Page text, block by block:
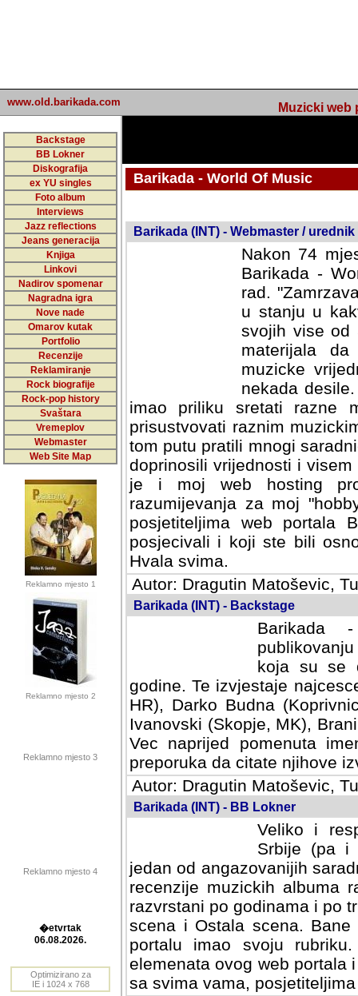
www.old.barikada.com Muzicki web
Backstage
BB Lokner
Diskografija
ex YU singles
Foto album
Interviews
Jazz reflections
Jeans generacija
Knjiga
Linkovi
Nadirov spomenar
Nagradna igra
Nove nade
Omarov kutak
Portfolio
Recenzije
Reklamiranje
Rock biografije
Rock-pop history
Svaštara
Vremeplov
Webmaster
Web Site Map
Reklamno mjesto 1
Reklamno mjesto 2
Reklamno mjesto 3
Reklamno mjesto 4
Barikada - World Of Music
Barikada (INT) - Webmaster / urednik
Nakon 74
Barikada -
rad.
u stanju u
svojih vise od
materijala
muzicke
nekada
imao priliku sretati razne
prisustvovati raznim
tom putu pratili mnogi
doprinosili vrijednosti i
je i moj web hosting
razumijevanja za moj
posjetiteljima web portala
posjecivali i koji ste bili
Hvala svima.
Autor: Dragutin Matoševic,
Barikada (INT) - Backstage
Barikada
koja su se
godine. Te izvjestaje
HR), Darko Budna
Ivanovski (Skopje, MK),
Vec naprijed pomenuta
preporuka da citate njihove
Autor: Dragutin Matoševic,
Barikada (INT) - BB Lokner
Veliko i
Srbije (pa i
jedan od angazovanijih
recenzije muzickih albuma
razvrstani po godinama i po
scena i Ostala scena.
portalu imao svoju
elemenata ovog web portala
sa svima vama,